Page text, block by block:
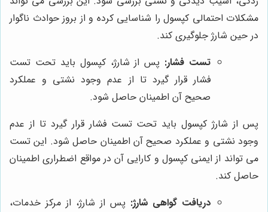
مشکلات احتمالی کپسول را شناسایی کرده و از بروز حوادث ناگوار
در حین شارژ جلوگیری کند.
تست فشار: پس از شارژ، کپسول باید تحت تست
فشار قرار گیرد تا از عدم وجود نشتی و عملکرد
صحیح آن اطمینان حاصل شود.
پس از شارژ کپسول باید تحت تست فشار قرار گیرد تا از عدم
وجود نشتی و عملکرد صحیح آن اطمینان حاصل شود. این تست
می تواند از ایمنی کپسول و کارایی آن در مواقع اضطراری اطمینان
حاصل کند.
دریافت گواهی شارژ: پس از شارژ، از مرکز خدمات،